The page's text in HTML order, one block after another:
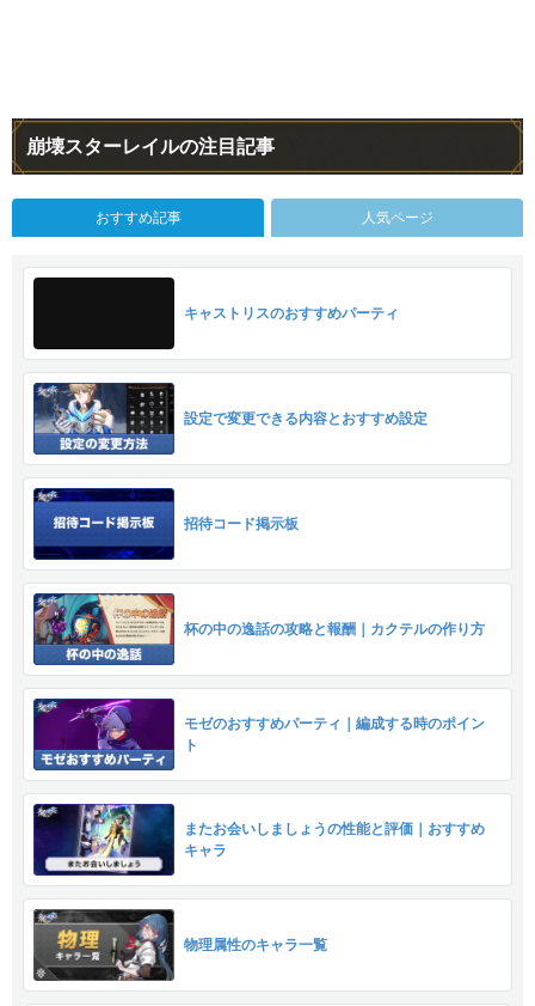
崩壊スターレイルの注目記事
おすすめ記事 人気ページ
キャストリスのおすすめパーティ
設定で変更できる内容とおすすめ設定
招待コード掲示板
杯の中の逸話の攻略と報酬｜カクテルの作り方
モゼのおすすめパーティ｜編成する時のポイン
ト
またお会いしましょうの性能と評価｜おすすめ
キャラ
物理属性のキャラ一覧